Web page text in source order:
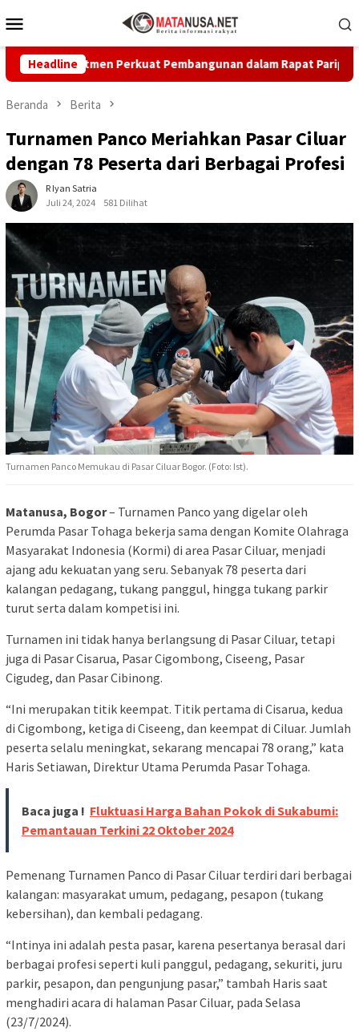
ke
Mobile
Headline
Komitmen Perkuat Pembangunan dalam Rapat Paripurna Dprd
Beranda Berita
Turnamen Panco Meriahkan Pasar Ciluar
dengan 78 Peserta dari Berbagai Profesi
R Iyan Satria
Juli 24, 2024
581 Dilihat
Turnamen Panco Memukau di Pasar Ciluar Bogor. (Foto: Ist).
Matanusa, Bogor– Turnamen Panco yang digelar oleh
Perumda Pasar Tohaga bekerja sama dengan Komite Olahraga
Masyarakat Indonesia (Kormi) di area Pasar Ciluar, menjadi
ajang adu kekuatan yang seru. Sebanyak 78 peserta dari
kalangan pedagang, tukang panggul, hingga tukang parkir
turut serta dalam kompetisi ini.
Turnamen ini tidak hanya berlangsung di Pasar Ciluar, tetapi
juga di Pasar Cisarua, Pasar Cigombong, Ciseeng, Pasar
Cigudeg, dan Pasar Cibinong.
“Ini merupakan titik keempat. Titik pertama di Cisarua, kedua
di Cigombong, ketiga di Ciseeng, dan keempat di Ciluar. Jumlah
peserta selalu meningkat, sekarang mencapai 78 orang,” kata
Haris Setiawan, Direktur Utama Perumda Pasar Tohaga.
Baca juga ! Fluktuasi Harga Bahan Pokok di Sukabumi:
Pemantauan Terkini 22 Oktober 2024
Pemenang Turnamen Panco di Pasar Ciluar terdiri dari berbagai
kalangan: masyarakat umum, pedagang, pesapon (tukang
kebersihan), dan kembali pedagang.
“Intinya ini adalah pesta pasar, karena pesertanya berasal dari
berbagai profesi seperti kuli panggul, pedagang, sekuriti, juru
parkir, pesapon, dan pengunjung pasar,” tambah Haris saat
menghadiri acara di halaman Pasar Ciluar, pada Selasa
(23/7/2024).